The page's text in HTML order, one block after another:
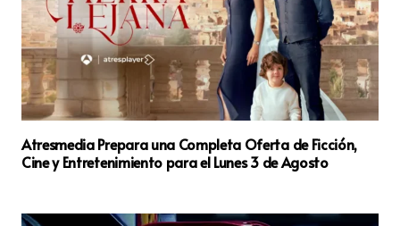
Atresmedia Prepara una Completa Oferta de Ficción,
Cine y Entretenimiento para el Lunes 3 de Agosto